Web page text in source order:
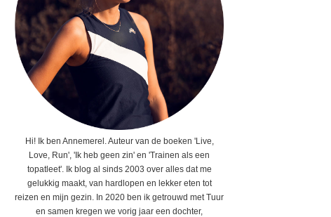
Hi! Ik ben Annemerel. Auteur van de boeken 'Live,
Love, Run', 'Ik heb geen zin' en 'Trainen als een
topatleet'. Ik blog al sinds 2003 over alles dat me
gelukkig maakt, van hardlopen en lekker eten tot
reizen en mijn gezin. In 2020 ben ik getrouwd met Tuur
en samen kregen we vorig jaar een dochter,